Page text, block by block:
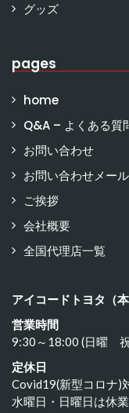
グッズ
pages
home
Q&A – よくある質
お問い合わせ
お問い合わせメー
ご挨拶
会社概要
全国代理店一覧
アイコードトヨタ（本
営業時間
9:30～18:00 (日曜
定休日
Covid19(新型コロナ)
水曜日・日曜日は休業